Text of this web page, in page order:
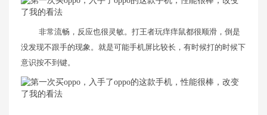
非常流畅，反应也很灵敏。打王者玩痒痒鼠都很顺滑，倒是
没发现不跟手的现象。就是可能手机屏比较长，有时候打的时候下
意识按不到键。